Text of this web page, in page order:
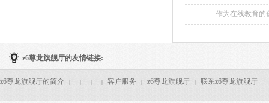
气启动强制退市程序
作为在线教育的创
六欲的人，你们要去
z6尊龙旗舰厅的友情链接:
z6尊龙旗舰厅的简介 | | | | 客户服务 | z6尊龙旗舰厅 | 联系z6尊龙旗舰厅